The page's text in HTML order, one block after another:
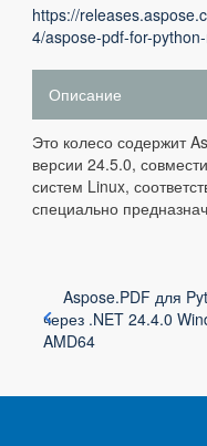
https://
4/aspose-pdf-for-
Описание
Это колесо содержит
версии 24.5.0,
систем Linux,
специально
Aspose.PDF для
через .NET 24.4.0
AMD64